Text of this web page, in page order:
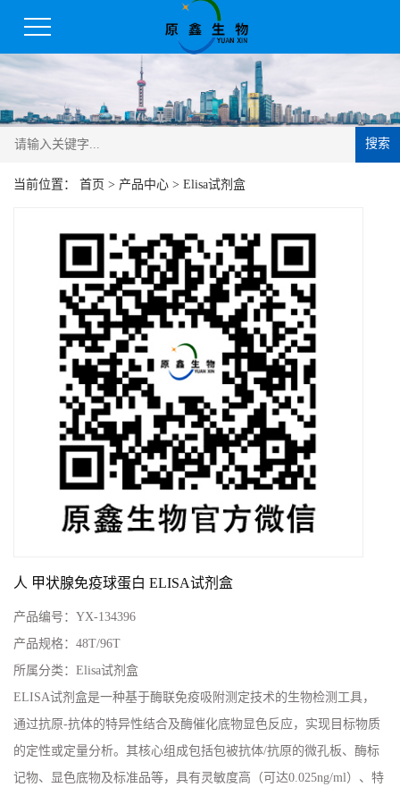
搜索
当前位置： 首页 > 产品中心 > Elisa试剂盒
人 甲状腺免疫球蛋白 ELISA试剂盒
产品编号： YX-134396
产品规格： 48T/96T
所属分类： Elisa试剂盒
ELISA试剂盒是一种基于酶联免疫吸附测定技术的生物检测工具，
通过抗原-抗体的特异性结合及酶催化底物显色反应，实现目标物质
的定性或定量分析。其核心组成包括包被抗体/抗原的微孔板、酶标
记物、显色底物及标准品等，具有灵敏度高（可达0.025ng/ml）、特